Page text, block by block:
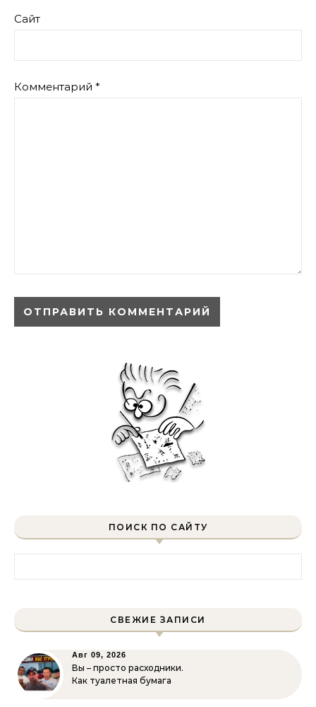
Сайт
Комментарий *
ПОИСК ПО САЙТУ
СВЕЖИЕ ЗАПИСИ
Авг 09, 2026
Вы – просто расходники.
Как туалетная бумага